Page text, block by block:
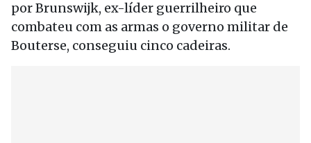
por Brunswijk, ex-líder guerrilheiro que
combateu com as armas o governo militar de
Bouterse, conseguiu cinco cadeiras.